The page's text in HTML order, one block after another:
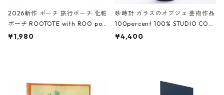
2026新作 ポーチ 旅行ポーチ 化粧
ポーチ ROOTOTE with ROO pou
ch 3532 ルートート WR.ポーチ.ラ
¥1,980
砂時計 ガラスのオブジェ 芸術作品
100percent 100% STUDIO COH
AKU Timeless 100パーセント ス
¥4,400